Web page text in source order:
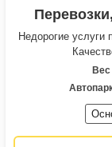
Недорогие
Вес